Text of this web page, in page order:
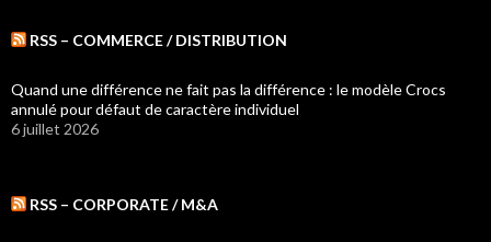
RSS – COMMERCE / DISTRIBUTION
Quand une différence ne fait pas la différence : le modèle Crocs
annulé pour défaut de caractère individuel
6 juillet 2026
RSS – CORPORATE / M&A